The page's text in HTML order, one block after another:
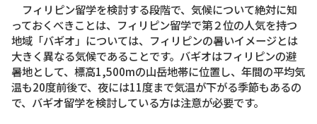
フィリピン留学を検討する段階で、気候について絶対に知
っておくべきことは、フィリピン留学で第２位の人気を持つ
地域「バギオ」については、フィリピンの暑いイメージとは
大きく異なる気候であることです。バギオはフィリピンの避
暑地として、標高1,500mの山岳地帯に位置し、年間の平均気
温も20度前後で、夜には11度まで気温が下がる季節もあるの
で、バギオ留学を検討している方は注意が必要です。